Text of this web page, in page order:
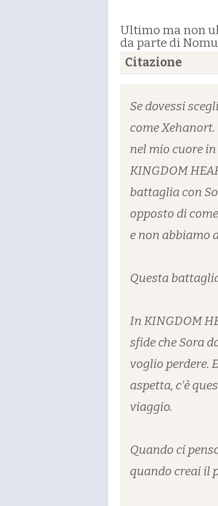
Ultimo ma non
da parte di
Citazione
Se dovessi
come
nel mio cuore
KINGDOM
battaglia con
opposto di
e non abbiamo
Questa
In KINGDOM
sfide che Sora
voglio perdere.
aspetta, c'è
viaggio.
Quando ci
quando creai il